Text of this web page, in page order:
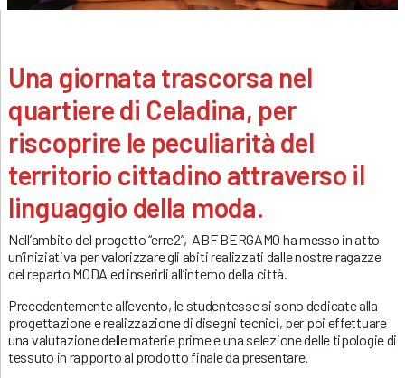
Una giornata trascorsa nel
quartieredi Celadina, per
riscoprire le peculiarità del
territorio cittadino attraverso il
linguaggio della moda.
Nell’ambito del progetto “erre2”, ABF BERGAMO ha messo in atto
un’iniziativa per valorizzare gli abiti realizzati dalle nostre ragazze
del reparto MODA ed inserirli all’interno della città.
Precedentemente all’evento, le studentesse si sono dedicate alla
progettazione e realizzazione di disegni tecnici, per poi effettuare
una valutazione delle materie prime e una selezione delle tipologie di
tessuto in rapporto al prodotto finale da presentare.